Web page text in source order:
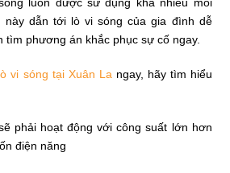
này dẫn tới lò vi sóng của gia đình dễ
tìm phương án khắc phục sự cố ngay.
vi sóng tại Xuân La ngay, hãy tìm hiểu
phải hoạt động với công suất lớn hơn
điện năng